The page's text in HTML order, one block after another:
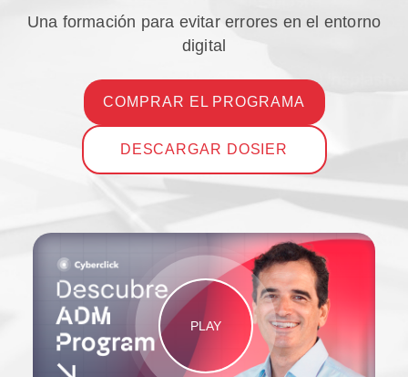
Una formación para evitar errores en el entorno
digital
COMPRAR EL PROGRAMA
DESCARGAR DOSIER
PLAY